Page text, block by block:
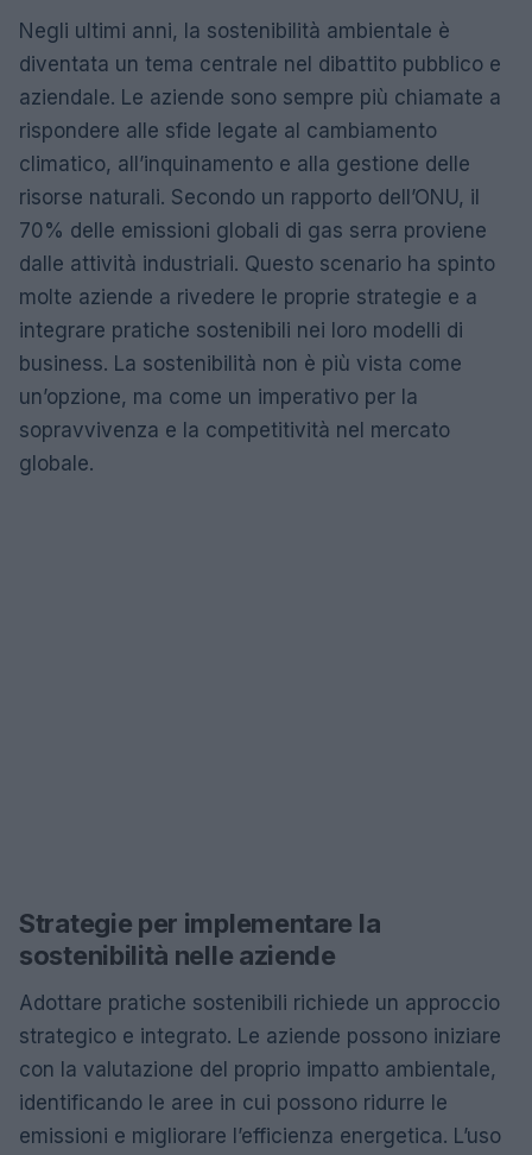
Negli ultimi anni, la sostenibilità ambientale è
diventata un tema centrale nel dibattito pubblico e
aziendale. Le aziende sono sempre più chiamate a
rispondere alle sfide legate al cambiamento
climatico, all’inquinamento e alla gestione delle
risorse naturali. Secondo un rapporto dell’ONU, il
70% delle emissioni globali di gas serra proviene
dalle attività industriali. Questo scenario ha spinto
molte aziende a rivedere le proprie strategie e a
integrare pratiche sostenibili nei loro modelli di
business. La sostenibilità non è più vista come
un’opzione, ma come un imperativo per la
sopravvivenza e la competitività nel mercato
globale.
Strategie per implementare la
sostenibilità nelle aziende
Adottare pratiche sostenibili richiede un approccio
strategico e integrato. Le aziende possono iniziare
con la valutazione del proprio impatto ambientale,
identificando le aree in cui possono ridurre le
emissioni e migliorare l’efficienza energetica. L’uso